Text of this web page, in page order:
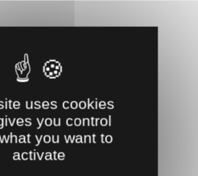
uses cookies
you control
you want to
activate